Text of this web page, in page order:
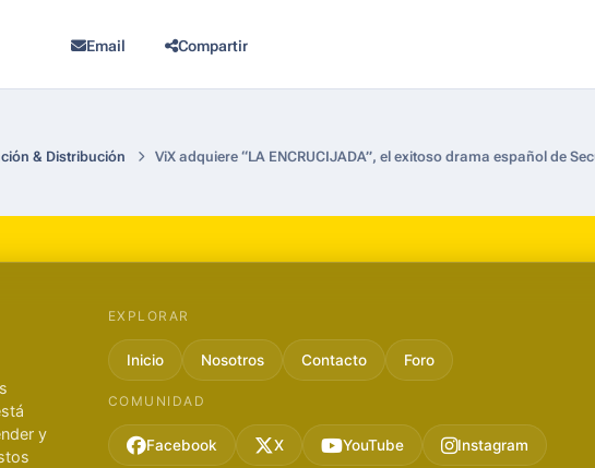
Email Compartir
& Distribución ViX adquiere “LA ENCRUCIJADA”, el exitoso drama español de
y
EXPLORAR
Inicio Nosotros Contacto Foro
COMUNIDAD
Facebook X YouTube Instagram